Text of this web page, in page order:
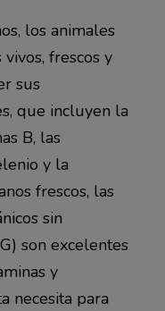
los animales
frescos y
sus
que incluyen la
B, las
y la
frescos, las
sin
son excelentes
y
necesita para